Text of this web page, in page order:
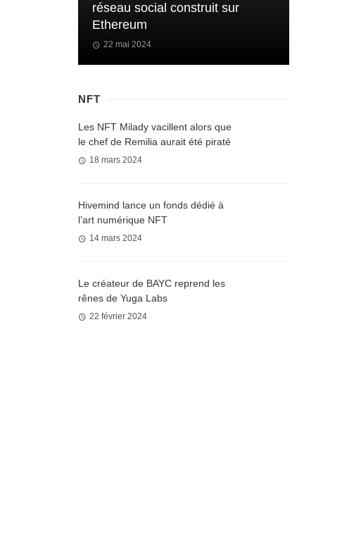
réseau social construit sur
Ethereum
22 mai 2024
NFT
Les NFT Milady vacillent alors que
le chef de Remilia aurait été piraté
18 mars 2024
Hivemind lance un fonds dédié à
l’art numérique NFT
14 mars 2024
Le créateur de BAYC reprend les
rênes de Yuga Labs
22 février 2024